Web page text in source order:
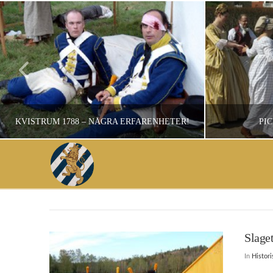
KVISTRUM 1788 – NÅGRA ERFARENHETER!
CHRISTER JOHANSSON
HISTORISKT ÅTERSKAPANDE, OKATEGORISERADE, STRIDSUPPVISNINGAR
SEPTEMBER 25, 2008
In